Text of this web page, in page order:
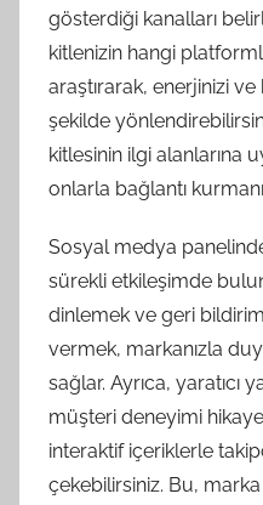
gösterdiği kanalları
kitlenizin hangi
araştırarak, enerjinizi ve
şekilde
kitlesinin ilgi alanlarına
onlarla bağlantı
Sosyal medya
sürekli etkileşimde
dinlemek ve geri
vermek, markanızla
sağlar. Ayrıca, yaratıcı
müşteri deneyimi
interaktif içeriklerle
çekebilirsiniz. Bu,